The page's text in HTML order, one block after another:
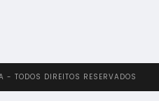
TODOS DIREITOS RESERVADOS